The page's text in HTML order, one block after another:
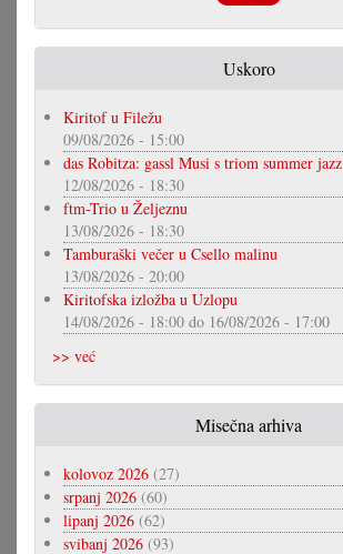
Uskoro
Kiritof u Filežu
09/08/2026 - 15:00
das Robitza: gassl Musi s triom summer jazz
12/08/2026 - 18:30
ftm-Trio u Željeznu
13/08/2026 - 18:30
Tamburaški večer u Csello malinu
13/08/2026 - 20:00
Kiritofska izložba u Uzlopu
14/08/2026 - 18:00 do 16/08/2026 - 17:00
>> već
Misečna arhiva
kolovoz 2026 (27)
srpanj 2026 (60)
lipanj 2026 (62)
svibanj 2026 (93)